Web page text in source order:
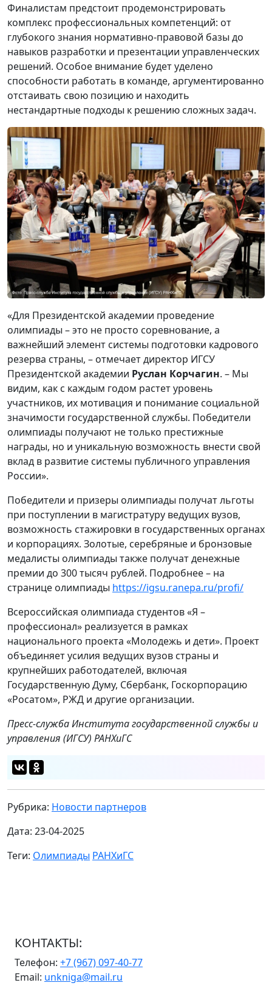
Финалистам предстоит продемонстрировать
комплекс профессиональных компетенций: от
глубокого знания нормативно-правовой базы до
навыков разработки и презентации управленческих
решений. Особое внимание будет уделено
способности работать в команде, аргументированно
отстаивать свою позицию и находить
нестандартные подходы к решению сложных задач.
«Для Президентской академии проведение
олимпиады – это не просто соревнование, а
важнейший элемент системы подготовки кадрового
резерва страны, – отмечает директор ИГСУ
Президентской академии Руслан Корчагин. – Мы
видим, как с каждым годом растет уровень
участников, их мотивация и понимание социальной
значимости государственной службы. Победители
олимпиады получают не только престижные
награды, но и уникальную возможность внести свой
вклад в развитие системы публичного управления
России».
Победители и призеры олимпиады получат льготы
при поступлении в магистратуру ведущих вузов,
возможность стажировки в государственных органах
и корпорациях. Золотые, серебряные и бронзовые
медалисты олимпиады также получат денежные
премии до 300 тысяч рублей. Подробнее – на
странице олимпиады https://igsu.ranepa.ru/profi/
Всероссийская олимпиада студентов «Я –
профессионал» реализуется в рамках
национального проекта «Молодежь и дети». Проект
объединяет усилия ведущих вузов страны и
крупнейших работодателей, включая
Государственную Думу, Сбербанк, Госкорпорацию
«Росатом», РЖД и другие организации.
Пресс-служба Института государственной службы и
управления (ИГСУ) РАНХиГС
Рубрика: Новости партнеров
Дата: 23-04-2025
Теги: Олимпиады РАНХиГС
КОНТАКТЫ:
Телефон: +7 (967) 097-40-77
Email: unkniga@mail.ru